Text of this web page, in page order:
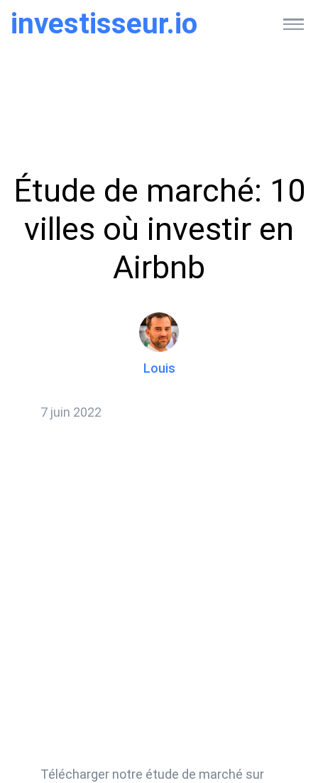
investisseur.io
Étude de marché: 10
villes où investir en
Airbnb
Louis
7 juin 2022
Télécharger notre étude de marché sur